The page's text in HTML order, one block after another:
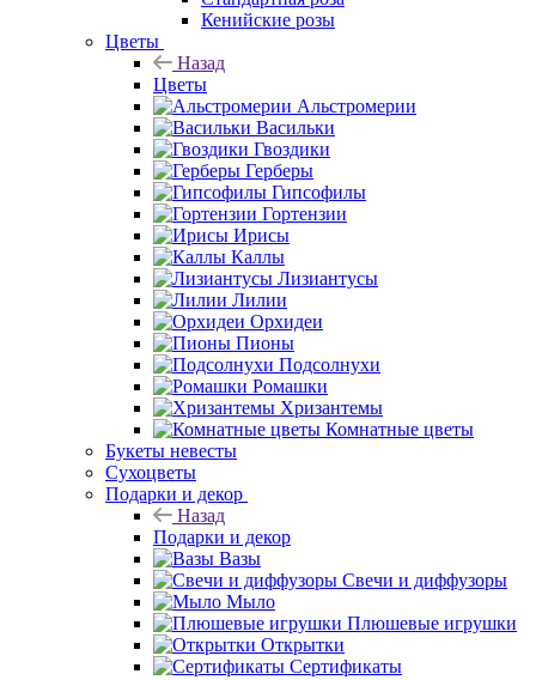
Кенийские розы
Цветы
Назад
Цветы
Альстромерии
Васильки
Гвоздики
Герберы
Гипсофилы
Гортензии
Ирисы
Каллы
Лизиантусы
Лилии
Орхидеи
Пионы
Подсолнухи
Ромашки
Хризантемы
Комнатные цветы
Букеты невесты
Сухоцветы
Подарки и декор
Назад
Подарки и декор
Вазы
Свечи и диффузоры
Мыло
Плюшевые игрушки
Открытки
Сертификаты